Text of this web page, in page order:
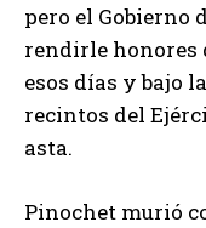
pero el Gobierno
rendirle honores
esos días y bajo
recintos del
asta.
Pinochet murió